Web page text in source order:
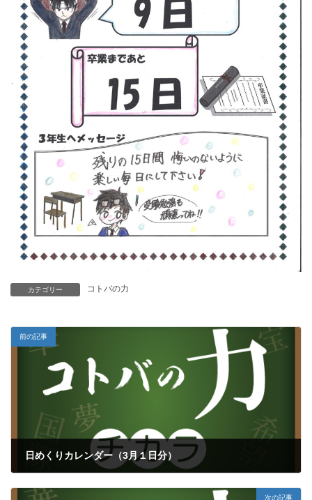
カテゴリー コトバの力
前の記事
日めくりカレンダー（3月１日分）
次の記事